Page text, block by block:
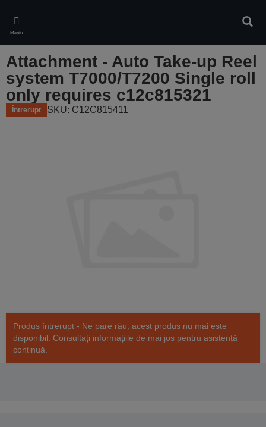
main
content
Meniu
Attachment - Auto Take-up Reel
system T7000/T7200 Single roll
only requires c12c815321
Întrerupt SKU: C12C815411
Produs întrerupt - Ne pare rău, acest produs nu mai este
disponibil. Consultați informațiile de mai jos pentru asistență
continuă.